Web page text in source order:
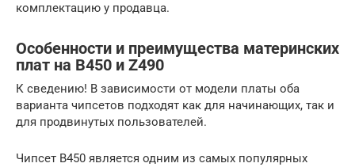
комплектацию у продавца.
Особенности и преимущества материнских
плат на B450 и Z490
К сведению! В зависимости от модели платы оба
варианта чипсетов подходят как для начинающих, так и
для продвинутых пользователей.
Чипсет B450 является одним из самых популярных